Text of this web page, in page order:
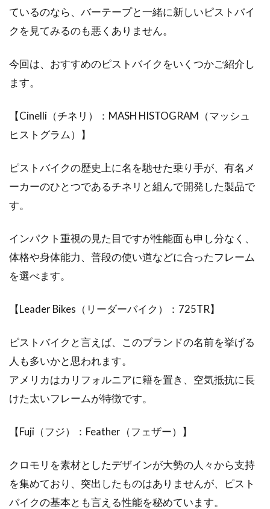
ているのなら、バーテープと一緒に新しいピストバイ
クを見てみるのも悪くありません。
今回は、おすすめのピストバイクをいくつかご紹介し
ます。
【Cinelli（チネリ）：MASH HISTOGRAM（マッシュ
ヒストグラム）】
ピストバイクの歴史上に名を馳せた乗り手が、有名メ
ーカーのひとつであるチネリと組んで開発した製品で
す。
インパクト重視の見た目ですが性能面も申し分なく、
体格や身体能力、普段の使い道などに合ったフレーム
を選べます。
【Leader Bikes（リーダーバイク）：725TR】
ピストバイクと言えば、このブランドの名前を挙げる
人も多いかと思われます。
アメリカはカリフォルニアに籍を置き、空気抵抗に長
けた太いフレームが特徴です。
【Fuji（フジ）：Feather（フェザー）】
クロモリを素材としたデザインが大勢の人々から支持
を集めており、突出したものはありませんが、ピスト
バイクの基本とも言える性能を秘めています。